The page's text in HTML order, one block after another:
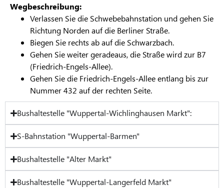
Wegbeschreibung:
Verlassen Sie die Schwebebahnstation und gehen Sie
Richtung Norden auf die Berliner Straße.
Biegen Sie rechts ab auf die Schwarzbach.
Gehen Sie weiter geradeaus, die Straße wird zur B7
(Friedrich-Engels-Allee).
Gehen Sie die Friedrich-Engels-Allee entlang bis zur
Nummer 432 auf der rechten Seite.
Bushaltestelle "Wuppertal-Wichlinghausen Markt":
S-Bahnstation "Wuppertal-Barmen"
Bushaltestelle "Alter Markt"
Bushaltestelle "Wuppertal-Langerfeld Markt"